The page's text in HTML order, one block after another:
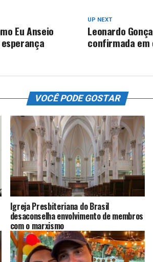
UP NEXT
Leonardo
confirmada
Eu Anseio
VOCÊ PODE GOSTAR
Igreja Presbiteriana do Brasil
desaconselha envolvimento de membros
com o marxismo